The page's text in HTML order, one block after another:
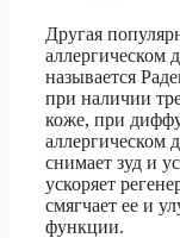
Другая
аллергическом
называется
при наличии
коже, при
аллергическом
снимает зуд и
ускоряет
смягчает ее и
функции.